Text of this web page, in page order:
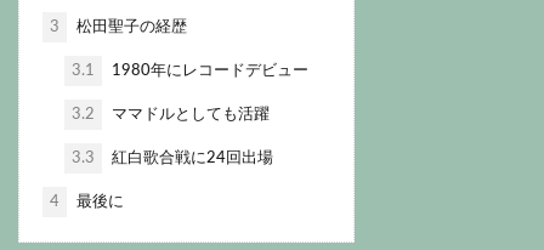
3 松田聖子の経歴
3.1 1980年にレコードデビュー
3.2 ママドルとしても活躍
3.3 紅白歌合戦に24回出場
4 最後に